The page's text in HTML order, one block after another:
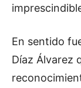
En sentido
Díaz Álvarez